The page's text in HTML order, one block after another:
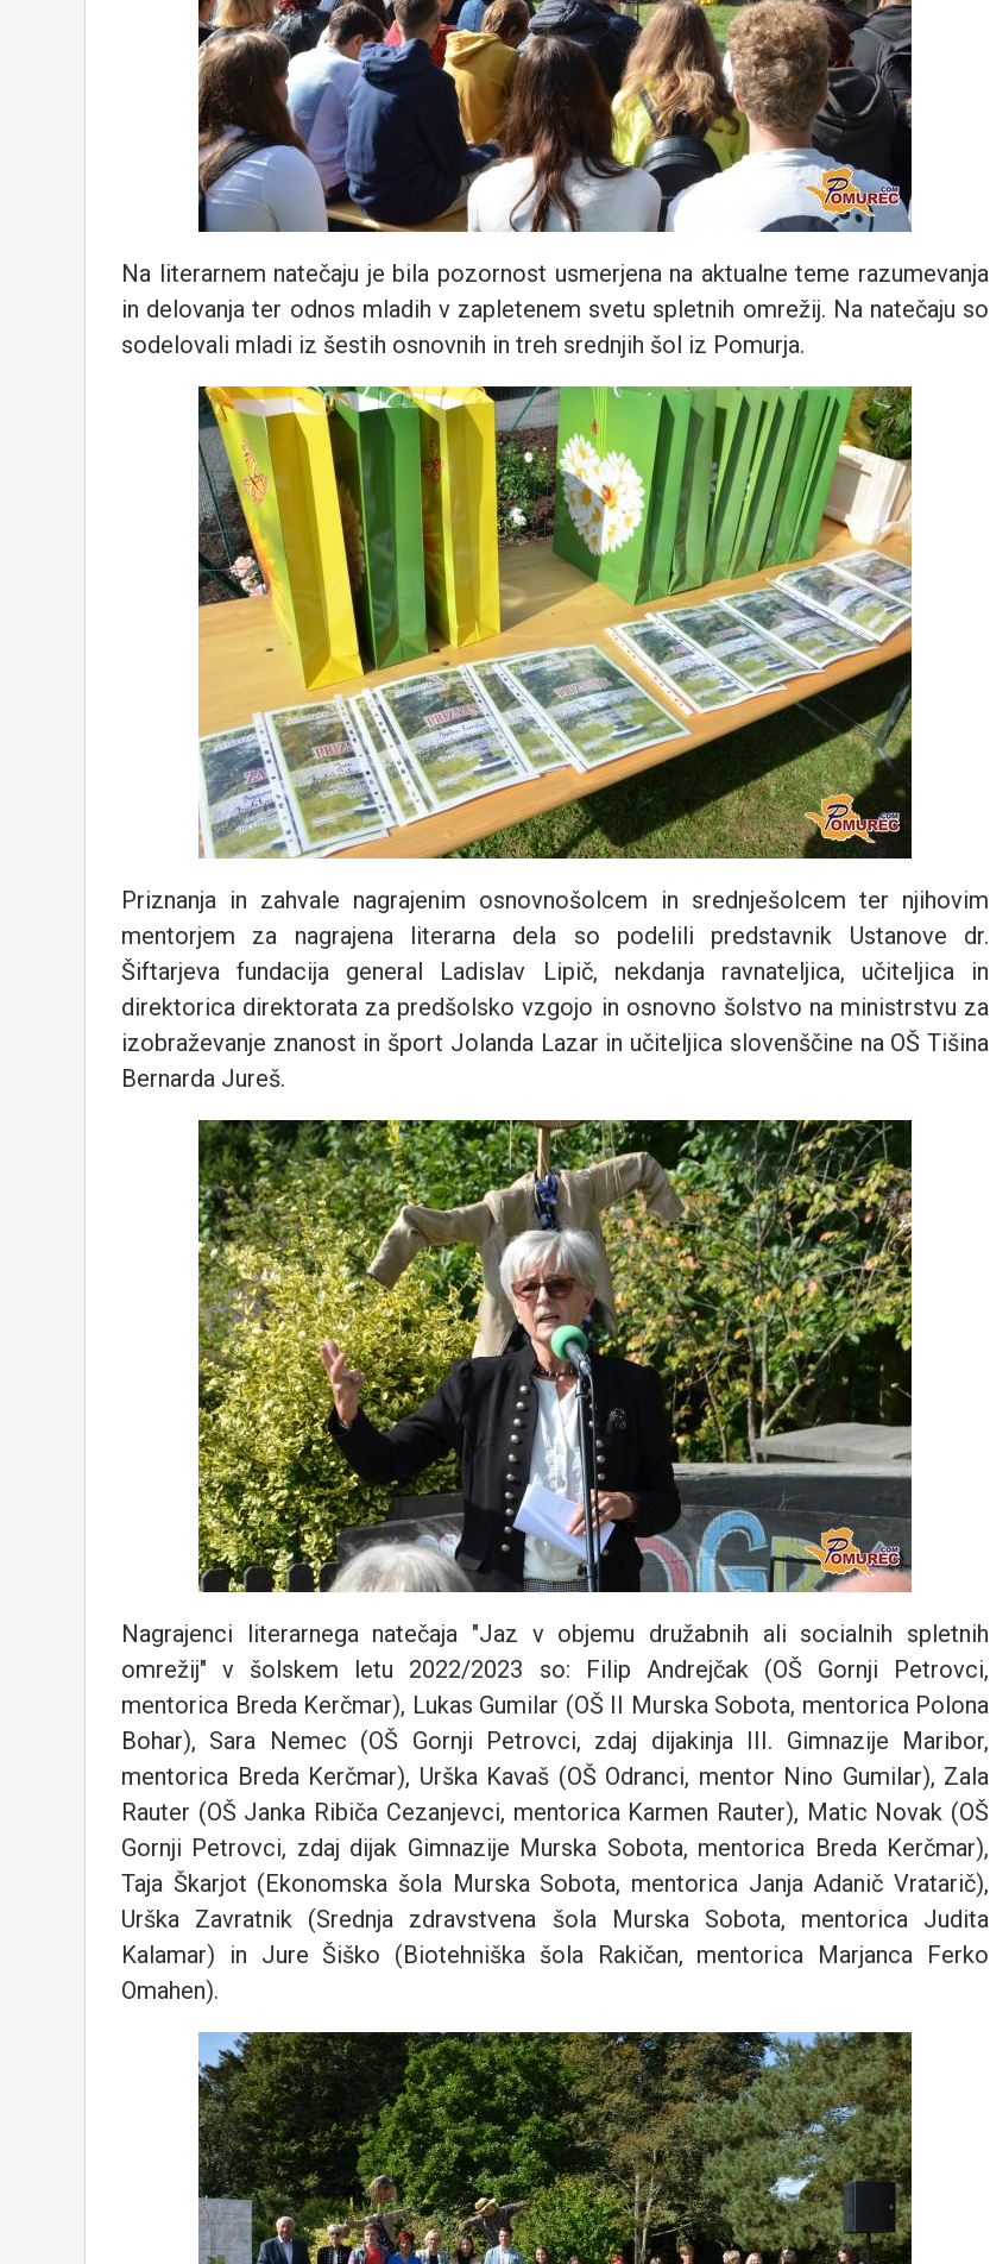
Na literarnem natečaju je bila pozornost usmerjena na aktualne teme razumevanja
in delovanja ter odnos mladih v zapletenem svetu spletnih omrežij. Na natečaju so
sodelovali mladi iz šestih osnovnih in treh srednjih šol iz Pomurja.
Priznanja in zahvale nagrajenim osnovnošolcem in srednješolcem ter njihovim
mentorjem za nagrajena literarna dela so podelili predstavnik Ustanove dr.
Šiftarjeva fundacija general Ladislav Lipič, nekdanja ravnateljica, učiteljica in
direktorica direktorata za predšolsko vzgojo in osnovno šolstvo na ministrstvu za
izobraževanje znanost in šport Jolanda Lazar in učiteljica slovenščine na OŠ Tišina
Bernarda Jureš.
Nagrajenci literarnega natečaja "Jaz v objemu družabnih ali socialnih spletnih
omrežij" v šolskem letu 2022/2023 so: Filip Andrejčak (OŠ Gornji Petrovci,
mentorica Breda Kerčmar), Lukas Gumilar (OŠ II Murska Sobota, mentorica Polona
Bohar), Sara Nemec (OŠ Gornji Petrovci, zdaj dijakinja III. Gimnazije Maribor,
mentorica Breda Kerčmar), Urška Kavaš (OŠ Odranci, mentor Nino Gumilar), Zala
Rauter (OŠ Janka Ribiča Cezanjevci, mentorica Karmen Rauter), Matic Novak (OŠ
Gornji Petrovci, zdaj dijak Gimnazije Murska Sobota, mentorica Breda Kerčmar),
Taja Škarjot (Ekonomska šola Murska Sobota, mentorica Janja Adanič Vratarič),
Urška Zavratnik (Srednja zdravstvena šola Murska Sobota, mentorica Judita
Kalamar) in Jure Šiško (Biotehniška šola Rakičan, mentorica Marjanca Ferko
Omahen).